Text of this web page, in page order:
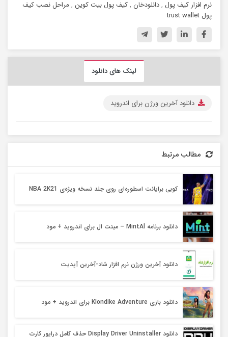
نرم افزار کیف پول ,دانلودخان ,کیف پول بیت کوین , مراحل نصب کیف
پول trust wallet
لینک های دانلود
دانلود آخرین ورژن برای اندروید
مطالب مرتبط
کوبی برایانت اسطوره‌ای روی جلد نسخه‌ ویژه‌ی NBA 2K21
دانلود برنامه MintAl – مینت ال برای اندروید + مود
دانلود آخرین ورژن نرم افزار شاد-آخرین آپدیت
دانلود بازی Klondike Adventure برای اندروید + مود
دانلود Display Driver Uninstaller حذف کامل درایور کارت